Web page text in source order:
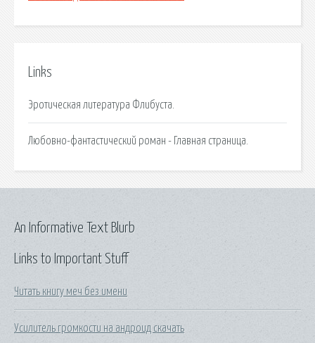
Links
Эротическая литература Флибуста.
Любовно-фантастический роман - Главная страница.
Links to Important Stuff
Читать книгу меч без имени
Усилитель громкости на андроид скачать
An Informative Text Blurb